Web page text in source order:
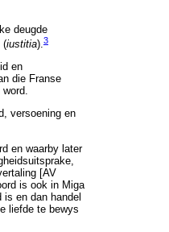
deugde
(iustitia).3
en
die Franse
versoening en
en waarby later
[AV
is ook in Miga
is en dan handel
liefde te bewys